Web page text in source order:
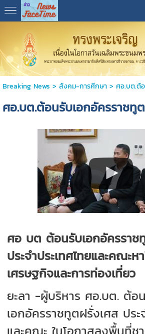
Breaking News > สังคม-การศีกษา> ศอ.บต.ต้
ศอ.บต.ต้อนรับเอกอัครราชทู
ศอ บต ต้อนรับเอกอัครราช
ประจำประเทศไทยและคณะห
เศรษฐกิจและการท่องเที่ยว
ยะลา -ผู้บริหาร ศอ.บต. ต้อ
เอกอัครราชทูตฝรั่งเศส ประ